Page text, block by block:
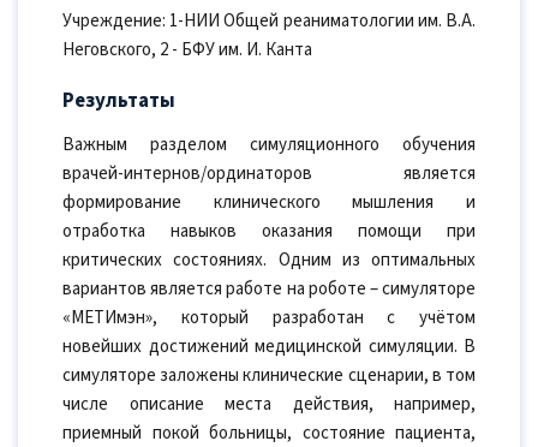
Учреждение: 1-НИИ Общей реаниматологии им. В.А.
Неговского, 2 - БФУ им. И. Канта
Результаты
Важным разделом симуляционного обучения
врачей-интернов/ординаторов является
формирование клинического мышления и
отработка навыков оказания помощи при
критических состояниях. Одним из оптимальных
вариантов является работе на роботе – симуляторе
«МЕТИмэн», который разработан с учётом
новейших достижений медицинской симуляции. В
симуляторе заложены клинические сценарии, в том
числе описание места действия, например,
приемный покой больницы, состояние пациента,